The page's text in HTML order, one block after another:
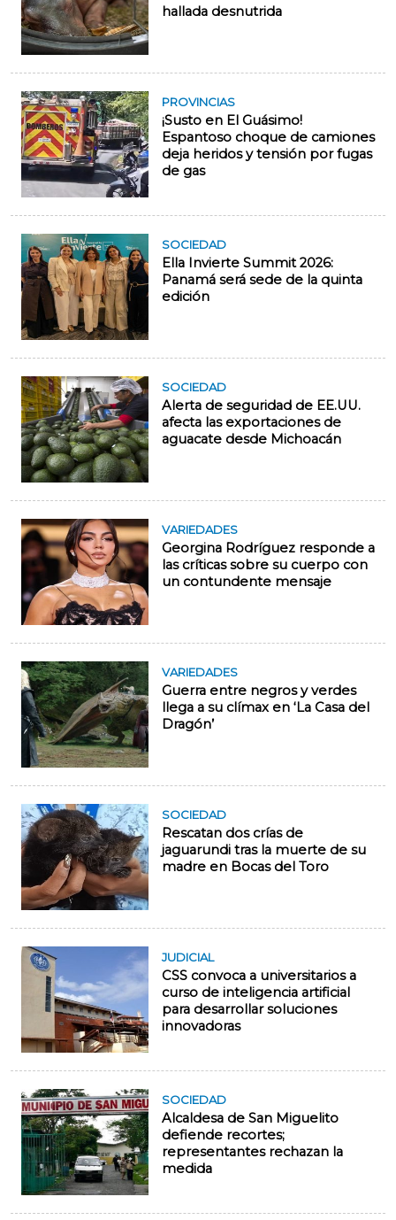
hallada desnutrida
PROVINCIAS
¡Susto en El Guásimo!
Espantoso choque de camiones
deja heridos y tensión por fugas
de gas
SOCIEDAD
Ella Invierte Summit 2026:
Panamá será sede de la quinta
edición
SOCIEDAD
Alerta de seguridad de EE.UU.
afecta las exportaciones de
aguacate desde Michoacán
VARIEDADES
Georgina Rodríguez responde a
las críticas sobre su cuerpo con
un contundente mensaje
VARIEDADES
Guerra entre negros y verdes
llega a su clímax en ‘La Casa del
Dragón’
SOCIEDAD
Rescatan dos crías de
jaguarundi tras la muerte de su
madre en Bocas del Toro
JUDICIAL
CSS convoca a universitarios a
curso de inteligencia artificial
para desarrollar soluciones
innovadoras
SOCIEDAD
Alcaldesa de San Miguelito
defiende recortes;
representantes rechazan la
medida